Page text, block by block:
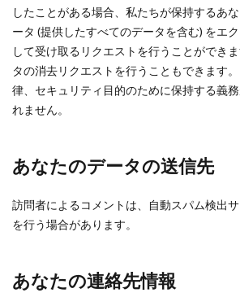
したことがある場合、私たちが保持するあ
ータ (提供したすべてのデータを含む) をエ
して受け取るリクエストを行うことができ
タの消去リクエストを行うこともできます
律、セキュリティ目的のために保持する義
れません。
あなたのデータの送信先
訪問者によるコメントは、自動スパム検出
を行う場合があります。
あなたの連絡先情報